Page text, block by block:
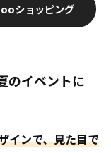
ショッピング
のイベントに
インで、見た目で